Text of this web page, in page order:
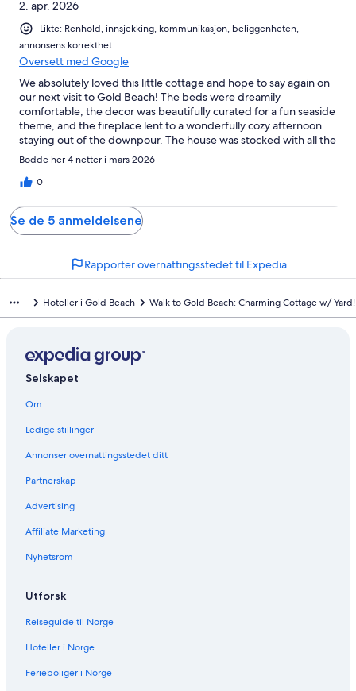
2. apr. 2026
Likte: Renhold, innsjekking, kommunikasjon, beliggenheten,
annonsens korrekthet
Oversett med Google
We absolutely loved this little cottage and hope to say again on
our next visit to Gold Beach! The beds were dreamily
comfortable, the decor was beautifully curated for a fun seaside
theme, and the fireplace lent to a wonderfully cozy afternoon
staying out of the downpour. The house was stocked with all the
basics and anything that wasn’t there was easily accessible from
our needs.
Bodde her 4 netter i mars 2026
0
Se de 5 anmeldelsene
Rapporter overnattingsstedet til Expedia
Hoteller i Gold Beach Walk to Gold Beach: Charming Cottage w/ Yard!
Selskapet
Om
Ledige stillinger
Annonser overnattingsstedet ditt
Partnerskap
Advertising
Affiliate Marketing
Nyhetsrom
Utforsk
Reiseguide til Norge
Hoteller i Norge
Ferieboliger i Norge